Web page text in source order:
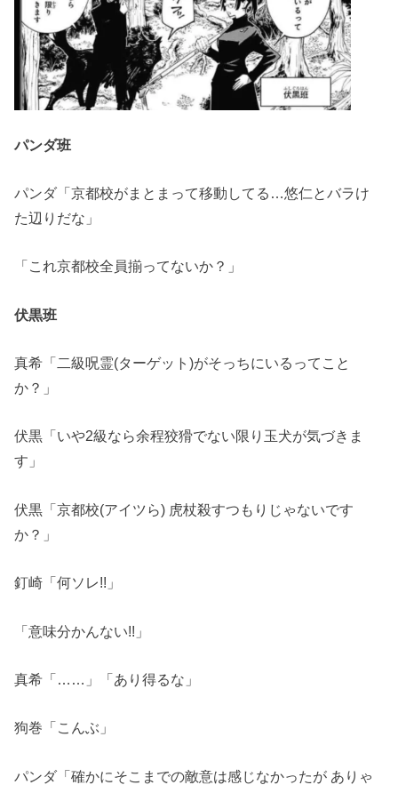
パンダ班
パンダ「京都校がまとまって移動してる…悠仁とバラけ
た辺りだな」
「これ京都校全員揃ってないか？」
伏黒班
真希「二級呪霊(ターゲット)がそっちにいるってこと
か？」
伏黒「いや2級なら余程狡猾でない限り玉犬が気づきま
す」
伏黒「京都校(アイツら) 虎杖殺すつもりじゃないです
か？」
釘崎「何ソレ!!」
「意味分かんない!!」
真希「……」「あり得るな」
狗巻「こんぶ」
パンダ「確かにそこまでの敵意は感じなかったが ありゃ